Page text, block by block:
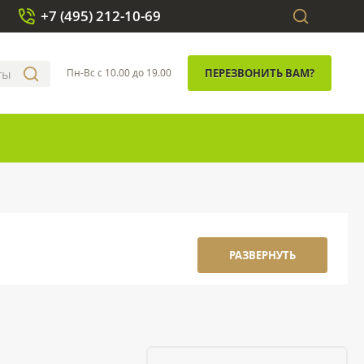
+7 (495) 212-10-69
Пн-Вс с 10.00 до 19.00 ПЕРЕЗВОНИТЬ ВАМ?
РАЗВЕРНУТЬ